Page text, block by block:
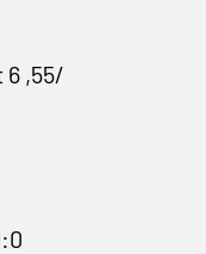
6 ,55/